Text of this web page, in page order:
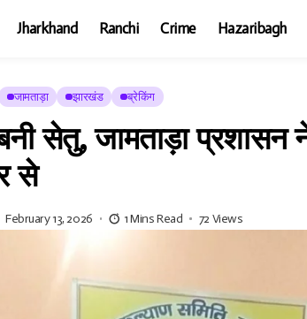
Jharkhand Ranchi Crime Hazaribagh
जामताड़ा झारखंड ब्रेकिंग
बनी सेतु, जामताड़ा
से
February 13, 2026 1 Mins Read 72 Views